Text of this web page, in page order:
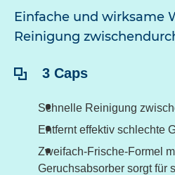
Einfache und wirksame
Reinigung
Inhalt:3 Caps
Schnelle Reinigung
Entfernt effektiv schlechte
Zweifach-Frische-Formel
Geruchsabsorber sorgt für